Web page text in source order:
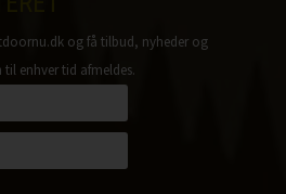
og få tilbud, nyheder og
enhver tid afmeldes.